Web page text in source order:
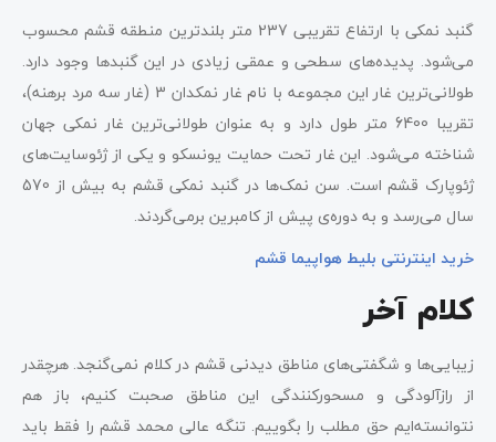
گنبد نمکی با ارتفاع تقریبی 237 متر بلندترین منطقه قشم محسوب
می‌شود. پدیده‌های سطحی و عمقی زیادی در این گنبدها وجود دارد.
طولانی‌ترین غار این مجموعه با نام غار نمکدان 3 (غار سه مرد برهنه)،
تقریبا 6400 متر طول دارد و به عنوان طولانی‌ترین غار نمکی جهان
شناخته می‌شود. این غار تحت حمایت یونسکو و یکی از ژئوسایت‌های
ژئوپارک قشم است. سن نمک‌ها در گنبد نمکی قشم به بیش از 570
سال می‌رسد و به دوره‌ی پیش از کامبرین برمی‌گردند.
خرید اینترنتی بلیط هواپیما قشم
کلام آخر
زیبایی‌ها و شگفتی‌های مناطق دیدنی قشم در کلام نمی‌گنجد. هرچقدر
از رازآلودگی و مسحورکنندگی این مناطق صحبت کنیم، باز هم
نتوانسته‌ایم حق مطلب را بگوییم. تنگه عالی محمد قشم را فقط باید